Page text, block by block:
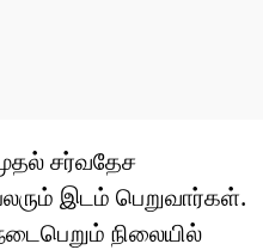
சர்வதேச
இடம் பெறுவார்கள்.
நிலையில்